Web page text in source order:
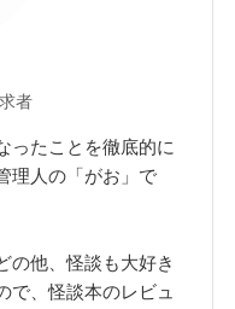
者
ったことを徹底的に
理人の「がお」で
の他、怪談も大好き
で、怪談本のレビュ